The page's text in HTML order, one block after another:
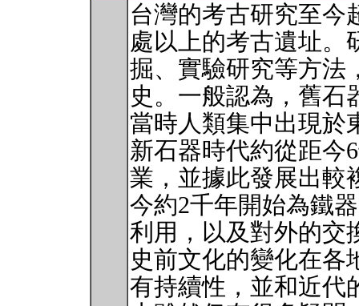
台灣的考古研究至今
處以上的考古遺址。
掘、實驗研究等方法
史。一般認為，舊石
當時人類集中出現於
新石器時代約從距今
業，並據此發展出較
今約2千年開始為鐵
利用，以及對外的交
史前文化的變化在各
有持續性，並和近代